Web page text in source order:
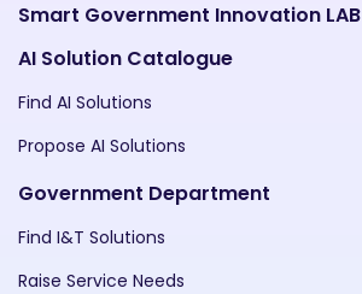
Smart Government Innovation LAB
AI Solution Catalogue
Find AI Solutions
Propose AI Solutions
Government Department
Find I&T Solutions
Raise Service Needs